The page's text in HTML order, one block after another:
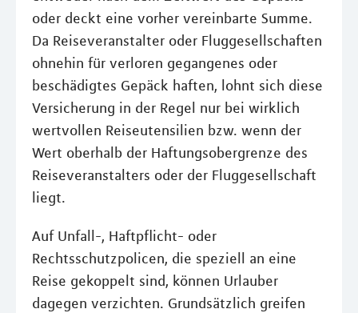
oder deckt eine vorher vereinbarte Summe.
Da Reiseveranstalter oder Fluggesellschaften
ohnehin für verloren gegangenes oder
beschädigtes Gepäck haften, lohnt sich diese
Versicherung in der Regel nur bei wirklich
wertvollen Reiseutensilien bzw. wenn der
Wert oberhalb der Haftungsobergrenze des
Reiseveranstalters oder der Fluggesellschaft
liegt.
Auf Unfall-, Haftpflicht- oder
Rechtsschutzpolicen, die speziell an eine
Reise gekoppelt sind, können Urlauber
dagegen verzichten. Grundsätzlich greifen